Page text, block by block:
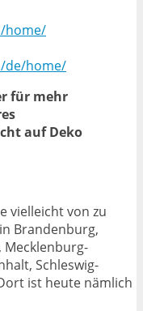
home/
de/home/
für mehr
auf Deko
vielleicht von zu
Brandenburg,
Mecklenburg-
Schleswig-
ist heute nämlich